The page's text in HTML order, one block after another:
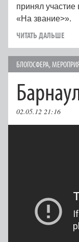
принял
«На звание>».
ЧИТАТЬ ДАЛЬШЕ
БЛОГОСФЕРА,
02.05.12 21:16